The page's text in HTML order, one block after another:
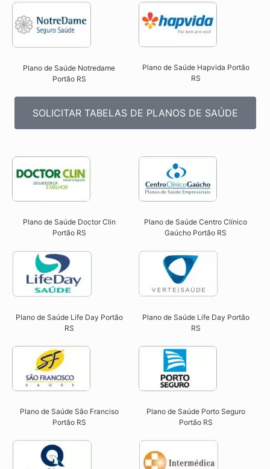
Plano de Saúde Notredame
Portão RS​
Plano de Saúde Hapvida Portão
RS​
SOLICITAR TABELAS DE PLANOS DE SAÚDE
Plano de Saúde Doctor Clin
Portão RS​
Plano de Saúde Centro Clínico
Gaúcho Portão RS​
Plano de Saúde Life Day Portão
RS
Plano de Saúde Life Day Portão
RS
Plano de Saúde São Franciso
Portão RS​
Plano de Saúde Porto Seguro
Portão RS​